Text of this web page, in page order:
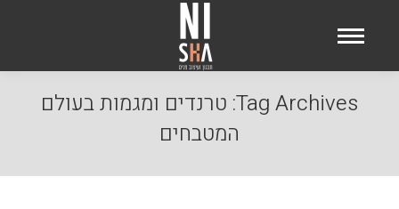
Tag Archives: טרנדים ומגמות בעולם
המטבחים